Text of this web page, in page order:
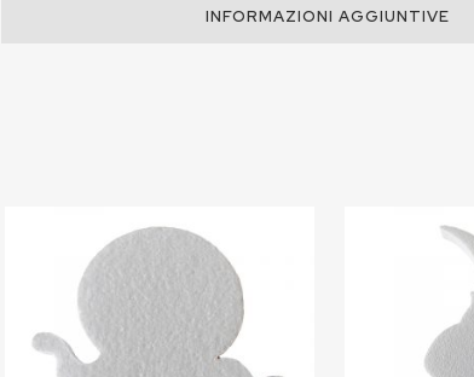
INFORMAZIONI AGGIUNTIVE